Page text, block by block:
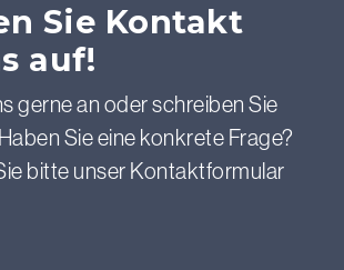
Sie Kontakt
auf!
gerne an oder schreiben Sie
Sie eine konkrete Frage?
bitte unser Kontaktformular